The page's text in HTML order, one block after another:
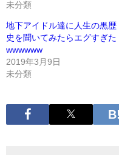
未分類
地下アイドル達に人生の黒歴
史を聞いてみたらエグすぎた
wwwwww
2019年3月9日
未分類